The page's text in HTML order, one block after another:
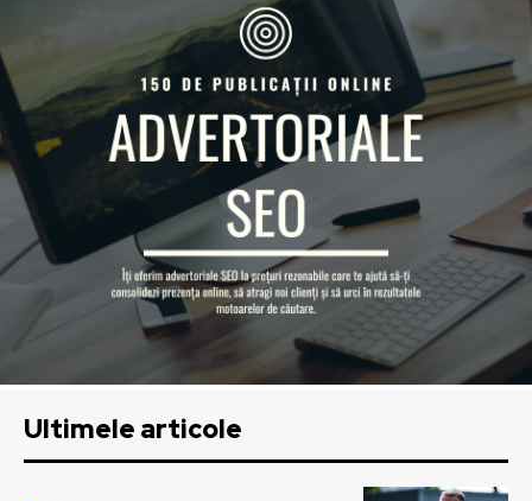
Ultimele articole